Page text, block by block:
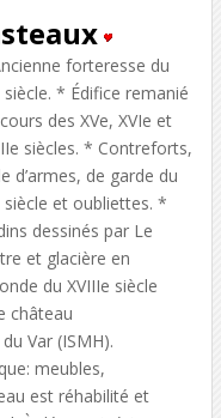
forteresse du
siècle. * Édifice remanié
des XVe, XVIe et
siècles. * Contreforts,
d’armes, de garde du
siècle et oubliettes. *
dessinés par Le
et glacière en
du XVIIIe siècle
château
Var (ISMH).
meubles,
est réhabilité et